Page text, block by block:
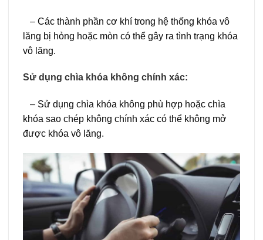
– Các thành phần cơ khí trong hệ thống khóa vô
lăng bị hỏng hoặc mòn có thể gây ra tình trạng khóa
vô lăng.
Sử dụng chìa khóa không chính xác:
– Sử dụng chìa khóa không phù hợp hoặc chìa
khóa sao chép không chính xác có thể không mở
được khóa vô lăng.